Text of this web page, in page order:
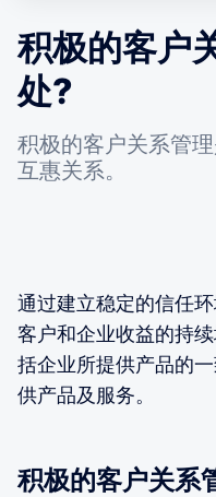
积极的客户
处?
积极的客户关系管
互惠关系。
通过建立稳定的信任
客户和企业收益的持
括企业所提供产品的
供产品及服务。
积极的客户关系